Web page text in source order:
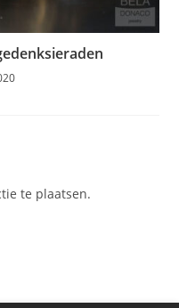
te plaatsen.